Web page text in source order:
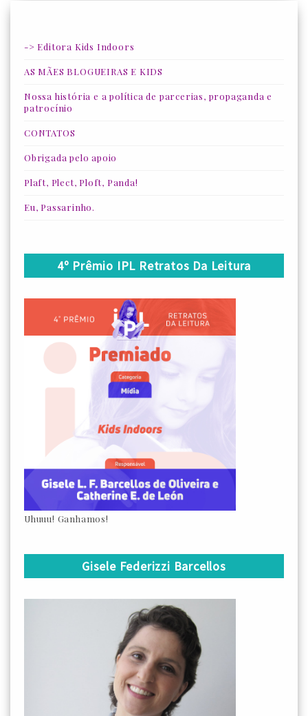
-> Editora Kids Indoors
AS MÃES BLOGUEIRAS E KIDS
Nossa história e a política de parcerias, propaganda e
patrocínio
CONTATOS
Obrigada pelo apoio
Plaft, Plect, Ploft, Panda!
Eu, Passarinho.
4º Prêmio IPL Retratos Da Leitura
Uhuuu! Ganhamos!
Gisele Federizzi Barcellos